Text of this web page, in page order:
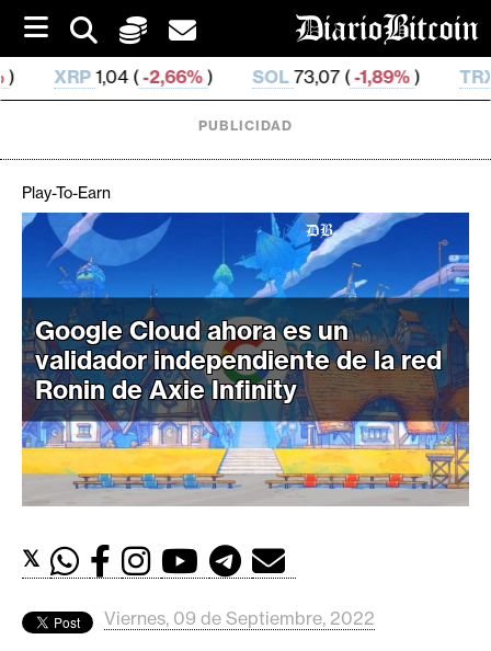
i
p
t
o
) SOL73,07 (-1,89%) TRX0,326 658 ( -
r
i
p
t
o
M
e
r
c
o
PUBLICIDAD
Play-To-Earn
Google Cloud ahora es un
validador independiente de la red
Ronin de Axie Infinity
𝕏
Viernes, 09 de Septiembre, 2022